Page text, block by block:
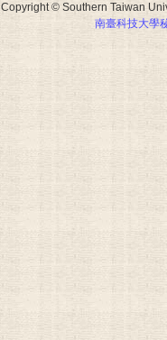
Copyright © Southern Taiwan
南臺科技大學